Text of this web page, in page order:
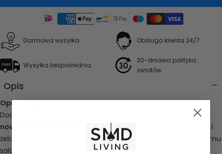
Darmowa wysyłka Obsługa klienta 24/7
Wysyłka bezpośrednia
30-dniowa polityka
zwrotów
Opis
Opis produktu:
Dodaj stylowy akcent świetlny do swojego wnętrza dzięki tej
nowoczesnej lampie ściennej LED . Elegancki design ze szkła i
żelaza rozprasza ciepłe, równomierne światło, nadając każdemu
salonowi lub sypialni współczesny wygląd. Dostępna w trzech